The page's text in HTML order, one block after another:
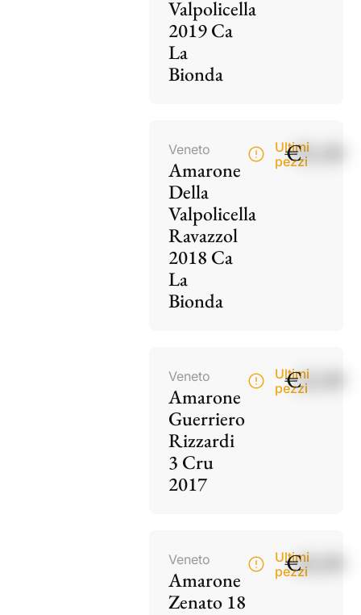
Valpolicella
2019 Ca
La
Bionda
Veneto
Amarone
Della
Valpolicella
Ravazzol
2018 Ca
La
Bionda
Ultimi
pezzi
€85,00
Veneto
Amarone
Guerriero
Rizzardi
3 Cru
2017
Ultimi
pezzi
€42,00
Veneto
Amarone
Zenato 18
Ultimi
pezzi
€60,00